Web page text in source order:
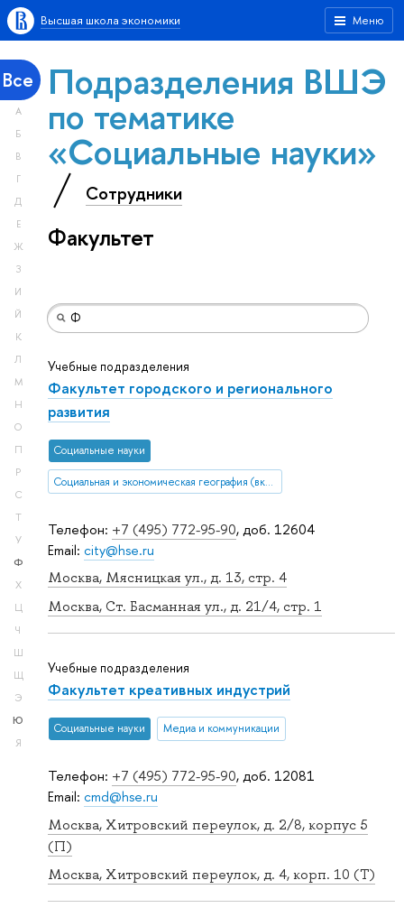
Меню
Высшая школа экономики
Все
А
Б
В
Г
Д
Е
Ж
З
И
Й
К
Л
М
Н
О
П
Р
С
Т
У
Ф
Х
Ц
Ч
Ш
Щ
Э
Ю
Я
Подразделения ВШЭ
по тематике
«Социальные науки»
Сотрудники
Факультет
Телефон: +7 (495) 772-95-90, доб. 12604
Email: city@hse.ru
Москва, Мясницкая ул., д. 13, стр. 4
Москва, Ст. Басманная ул., д. 21/4, стр. 1
Учебные подразделения
Факультет городского и регионального
развития
Социальные науки
Социальная и экономическая география (включая урбанистику и транспорт)
Телефон: +7 (495) 772-95-90, доб. 12081
Email: cmd@hse.ru
Москва, Хитровский переулок, д. 2/8, корпус 5
(П)
Москва, Хитровский переулок, д. 4, корп. 10 (Т)
Учебные подразделения
Факультет креативных индустрий
Социальные науки Медиа и коммуникации